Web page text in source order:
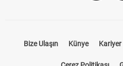
Bize Ulaşın Künye Kariyer